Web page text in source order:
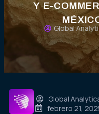
Y E-
Global
Global
febrero 21,